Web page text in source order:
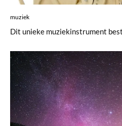
muziek
Dit unieke muziekinstrument